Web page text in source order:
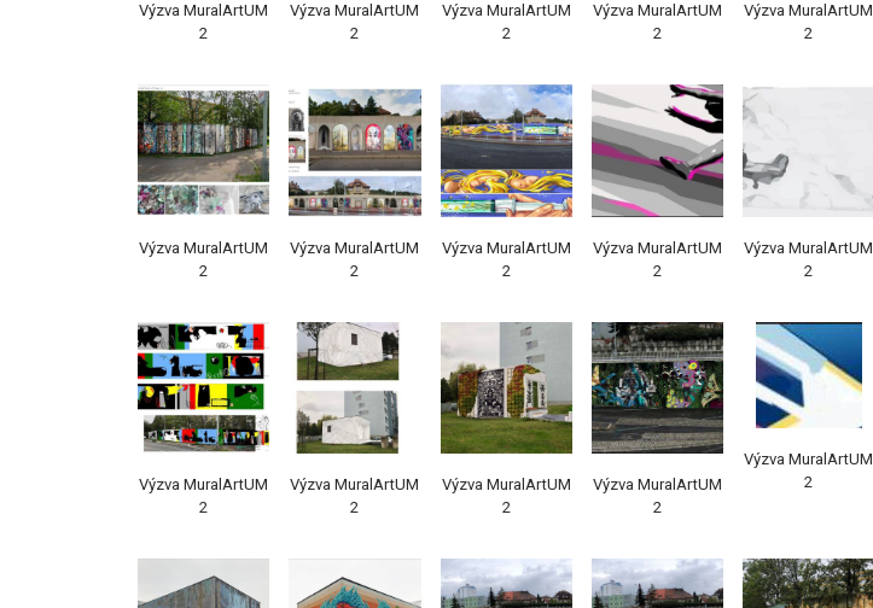
Výzva MuralArtUM
2
Výzva MuralArtUM
2
Výzva MuralArtUM
2
Výzva MuralArtUM
2
Výzva MuralArtUM
2
Výzva MuralArtUM
2
Výzva MuralArtUM
2
Výzva MuralArtUM
2
Výzva MuralArtUM
2
Výzva MuralArtUM
2
Výzva MuralArtUM
2
Výzva MuralArtUM
2
Výzva MuralArtUM
2
Výzva MuralArtUM
2
Výzva MuralArtUM
2